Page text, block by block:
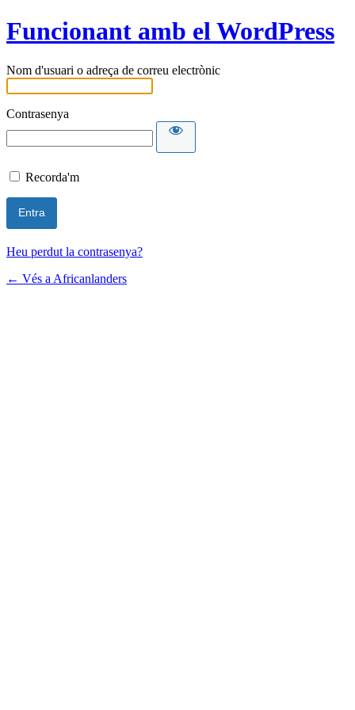
Funcionant amb el WordPress
Nom d'usuari o adreça de correu electrònic
Contrasenya
Recorda'm
Heu perdut la contrasenya?
← Vés a Africanlanders